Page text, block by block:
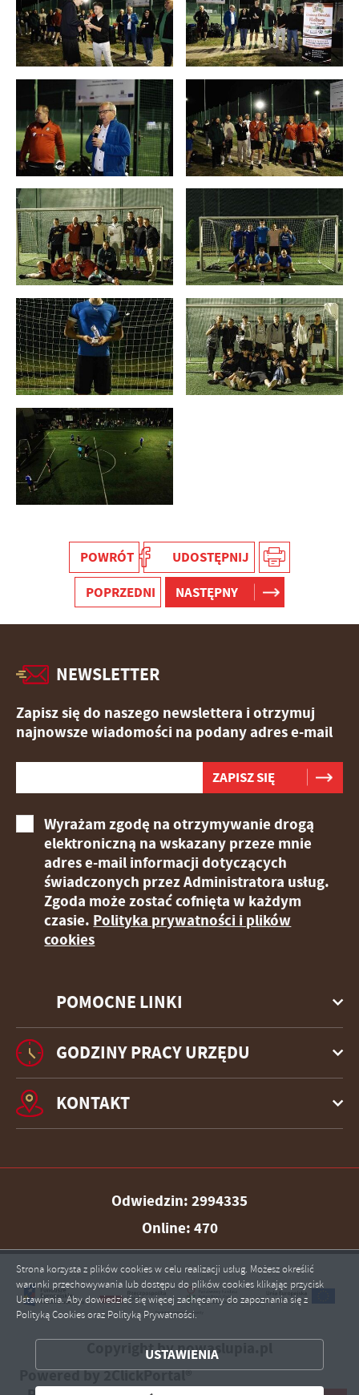
POWRÓT
UDOSTĘPNIJ
POPRZEDNI
NASTĘPNY
POMOCNE LINKI
NEWSLETTER
Zapisz się do naszego newslettera i otrzymuj
najnowsze wiadomości na podany adres e-mail
Wyrażam zgodę na otrzymywanie drogą
elektroniczną na wskazany przeze mnie
adres e-mail informacji dotyczących
świadczonych przez Administratora usług.
Zgoda może zostać cofnięta w każdym
czasie. Polityka prywatności i plików
cookies
GODZINY PRACY URZĘDU
KONTAKT
Odwiedzin: 2994335
Online: 470
Copyright by nowaslupia.pl
Powered by2ClickPortal®
Strona korzysta z plików cookies w celu realizacji usług. Możesz określić
warunki przechowywania lub dostępu do plików cookies klikając przycisk
Ustawienia. Aby dowiedzieć się więcej zachęcamy do zapoznania się z
Polityką Cookies oraz Polityką Prywatności.
USTAWIENIA
ZAPISZ WYBRANE
ZEZWÓL NA WSZYSTKIE